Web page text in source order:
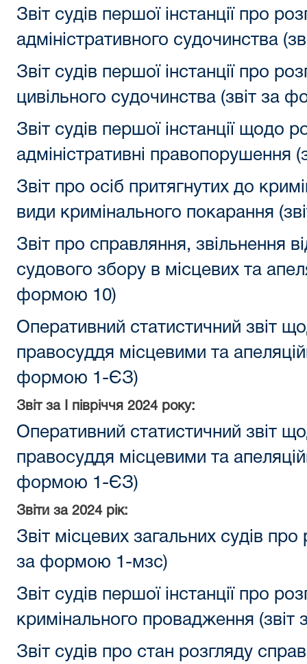
Звіт судів першої інстанції про
адміністративного судочинства
Звіт судів першої інстанції про
цивільного судочинства (звіт за
Звіт судів першої інстанції щодо
адміністративні правопорушення
Звіт про осіб притягнутих до
види кримінального покарання
Звіт про справляння, звільнення
судового збору в місцевих та
формою 10)
Оперативний статистичний звіт
правосуддя місцевими та
формою 1-ЄЗ)
Звіт за I півріччя 2024 року:
Оперативний статистичний звіт
правосуддя місцевими та
формою 1-ЄЗ)
Звіти за 2024 рік:
Звіт місцевих загальних судів
за формою 1-мзс)
Звіт судів першої інстанції про
кримінального провадження
Звіт судів про стан розгляду